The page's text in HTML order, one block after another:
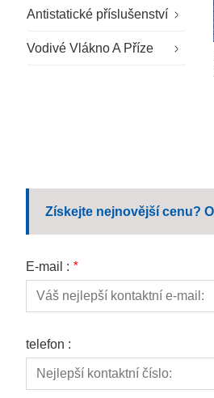
Venkovní látka
Oblečení pro čisté prostory
Všeobecné pracovní oděvy
Příze zpomalující hoření
Antistatické příslušenství
Antistatické rukavice
Vodivé Vlákno A Příze
Získejte nejnovější cenu?
E-mail : *
telefon :